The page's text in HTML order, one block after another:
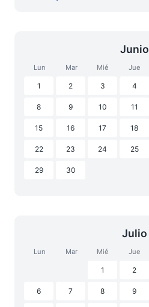
Junio
Lun Mar Mié Jue
1 2 3 4
8 9 10 11
15 16 17 18
22 23 24 25
29 30
Julio
Lun Mar Mié Jue
1 2
6 7 8 9